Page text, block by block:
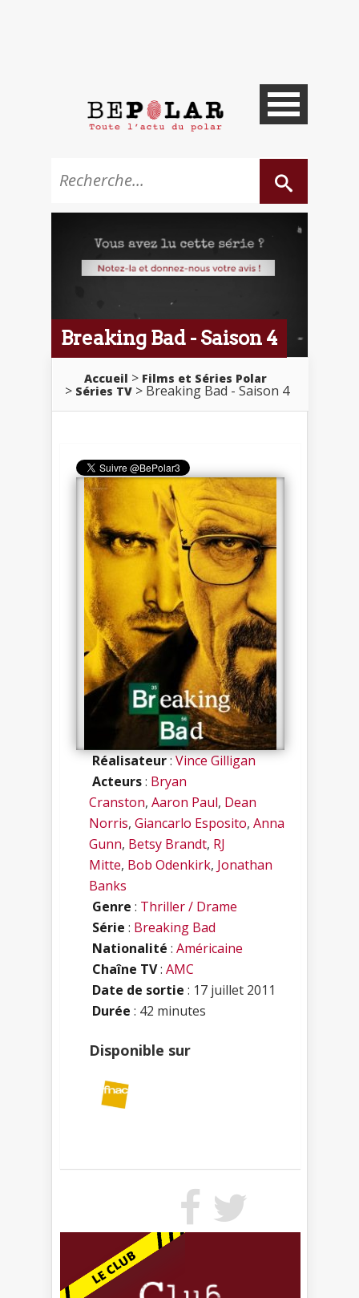
Breaking Bad - Saison 4
Accueil
Films et Séries Polar
Séries TV
Breaking Bad - Saison 4
Réalisateur:Vince Gilligan
Acteurs: Bryan
Cranston, Aaron Paul, Dean
Norris, Giancarlo Esposito, Anna
Gunn, Betsy Brandt, RJ
Mitte, Bob Odenkirk, Jonathan
Banks
Genre : Thriller / Drame
Série : Breaking Bad
Nationalité : Américaine
Chaîne TV: AMC
Date de sortie : 17 juillet 2011
Durée : 42 minutes
Disponible sur